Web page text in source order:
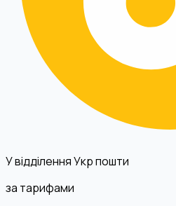
У відділення Укр пошти
за тарифами